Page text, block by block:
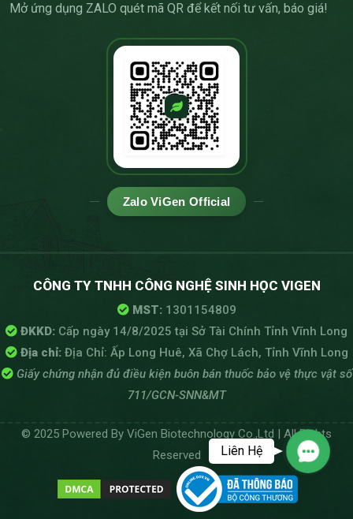
Mở ứng dụng ZALO quét mã QR để kết nối tư vấn, báo giá!
Zalo ViGen Official
CÔNG TY TNHH CÔNG NGHỆ SINH HỌC VIGEN
MST:1301154809
ĐKKD: Cấp ngày 14/8/2025 tại Sở Tài Chính Tỉnh Vĩnh Long
Địa chỉ:Địa Chỉ: Ấp Long Huê, Xã Chợ Lách, Tỉnh Vĩnh Long
Giấy chứng nhận đủ điều kiện buôn bán thuốc bảo vệ thực vật số
711/GCN-SNN&MT
© 2025 Powered By ViGen Biotechnology Co.,Ltd | All Rights
Reserved
Liên Hệ